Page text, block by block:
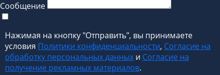
Сообщение
Нажимая на кнопку "Отправить", вы принимаете
условия Политики конфиденциальности, Согласие на
обработку персональных данных и Согласие на
получение рекламных материалов.